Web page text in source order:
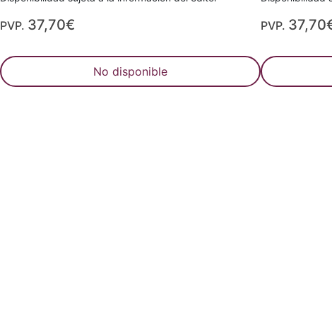
PVP. 37,70€
No disponible
PVP.